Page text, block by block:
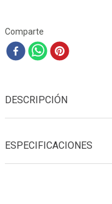
Comparte
DESCRIPCIÓN
ESPECIFICACIONES